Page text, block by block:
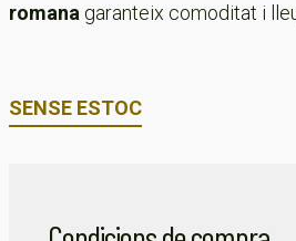
romana garanteix comoditat i
SENSE ESTOC